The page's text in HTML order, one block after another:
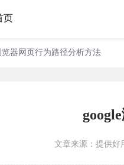
页
器网页行为路径分析方法
文章来源： 提供好